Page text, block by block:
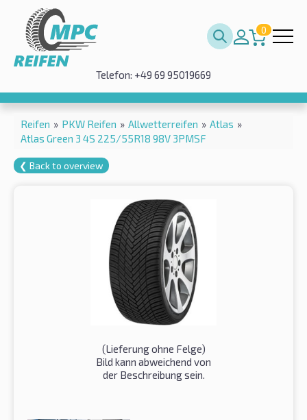
0
Telefon: +49 69 95019669
Reifen » PKW Reifen » Allwetterreifen » Atlas »
Atlas Green 3 4S 225/55R18 98V 3PMSF
❮ Back to overview
(Lieferung ohne Felge)
Bild kann abweichend von
der Beschreibung sein.